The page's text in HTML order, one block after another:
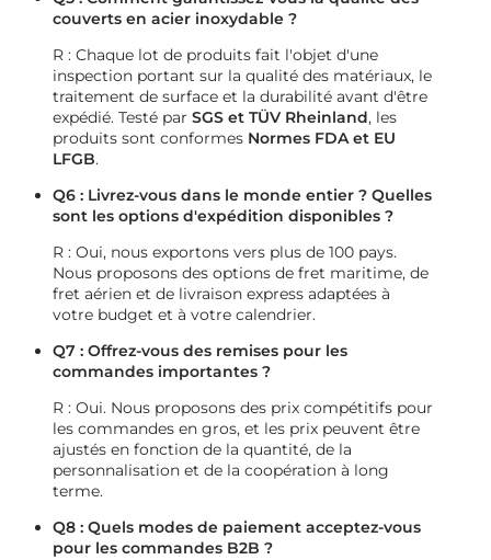
couverts en acier inoxydable ?
R : Chaque lot de produits fait l'objet d'une
inspection portant sur la qualité des matériaux, le
traitement de surface et la durabilité avant d'être
expédié. Testé par SGS et TÜV Rheinland, les
produits sont conformes Normes FDA et EU
LFGB.
Q6 : Livrez-vous dans le monde entier ? Quelles
sont les options d'expédition disponibles ?
R : Oui, nous exportons vers plus de 100 pays.
Nous proposons des options de fret maritime, de
fret aérien et de livraison express adaptées à
votre budget et à votre calendrier.
Q7 : Offrez-vous des remises pour les
commandes importantes ?
R : Oui. Nous proposons des prix compétitifs pour
les commandes en gros, et les prix peuvent être
ajustés en fonction de la quantité, de la
personnalisation et de la coopération à long
terme.
Q8 : Quels modes de paiement acceptez-vous
pour les commandes B2B ?